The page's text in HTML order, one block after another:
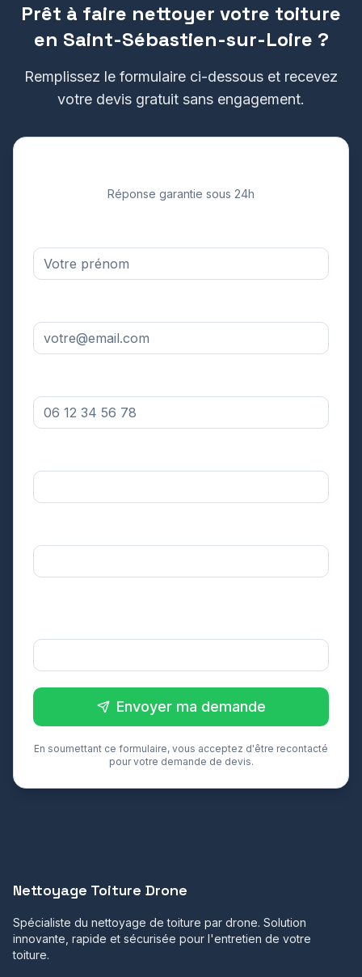
Prêt à faire nettoyer votre toiture
en Saint-Sébastien-sur-Loire ?
Remplissez le formulaire ci-dessous et recevez
votre devis gratuit sans engagement.
Réponse garantie sous 24h
Envoyer ma demande
En soumettant ce formulaire, vous acceptez d'être recontacté
pour votre demande de devis.
Nettoyage Toiture Drone
Spécialiste du nettoyage de toiture par drone. Solution
innovante, rapide et sécurisée pour l'entretien de votre
toiture.